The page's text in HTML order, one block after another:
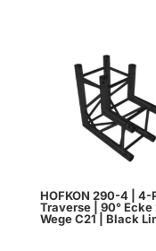
HOFKON 290-4 | 4-
Traverse | 90° Ecke
Wege C21 | Black